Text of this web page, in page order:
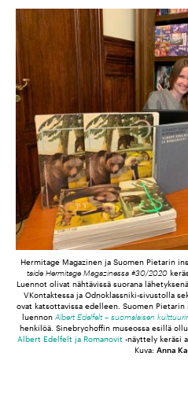
Hermitage Magazinen ja Suomen Pietarin
taide Hermitage Magazinessa #30/2020
Luennot olivat nähtävissä suorana
VKontaktessa ja Odnoklassniki-sivustolla
ovat katsottavissa edelleen. Suomen
luennon Albert Edelfelt – suomalaisen
henkilöä. Sinebrychoffin museossa esillä
Albert Edelfelt ja Romanovit -näyttely keräsi
Kuva: Anna